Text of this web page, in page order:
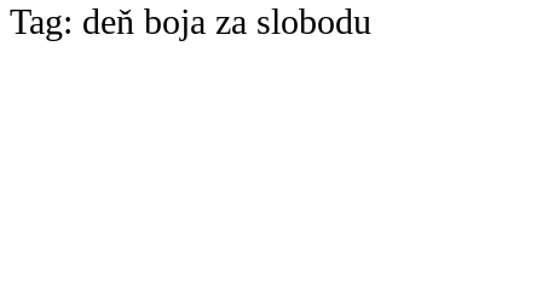
Tag: deň boja za slobodu